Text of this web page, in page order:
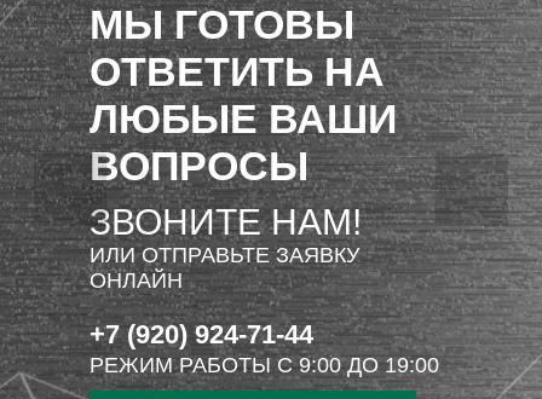
МЫ ГОТОВЫ
ОТВЕТИТЬ НА
ЛЮБЫЕ ВАШИ
ВОПРОСЫ
ЗВОНИТЕ НАМ!
ИЛИ ОТПРАВЬТЕ ЗАЯВКУ
ОНЛАЙН
+7 (920) 924-71-44
РЕЖИМ РАБОТЫ С 9:00 ДО 19:00